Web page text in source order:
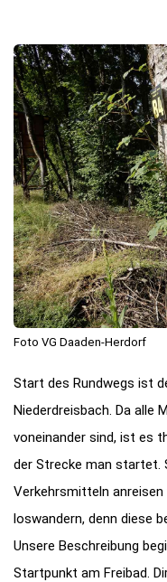
Foto VG Daaden-Herdorf
Start des Rundwegs ist
Niederdreisbach. Da alle
voneinander sind, ist es
der Strecke man
Verkehrsmitteln
loswandern, denn diese
Unsere Beschreibung
Startpunkt am Freibad.